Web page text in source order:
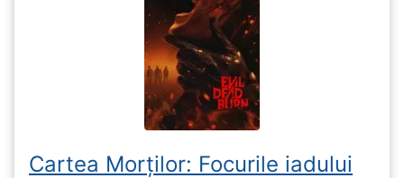
Cartea Morților: Focurile iadului